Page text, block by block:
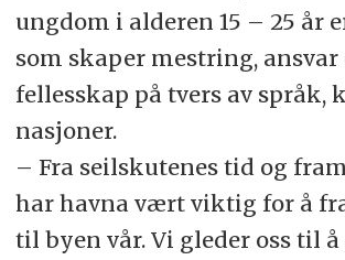
ungdom i alderen 15 – 25 år
som skaper mestring, ansvar
fellesskap på tvers av språk,
nasjoner.
– Fra seilskutenes tid og
har havna vært viktig for å
til byen vår. Vi gleder oss til